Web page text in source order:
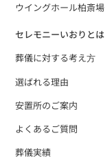
ウイングホール柏斎場
セレモニーいおりとは
葬儀に対する考え⽅
選ばれる理由
安置所のご案内
よくあるご質問
葬儀実績